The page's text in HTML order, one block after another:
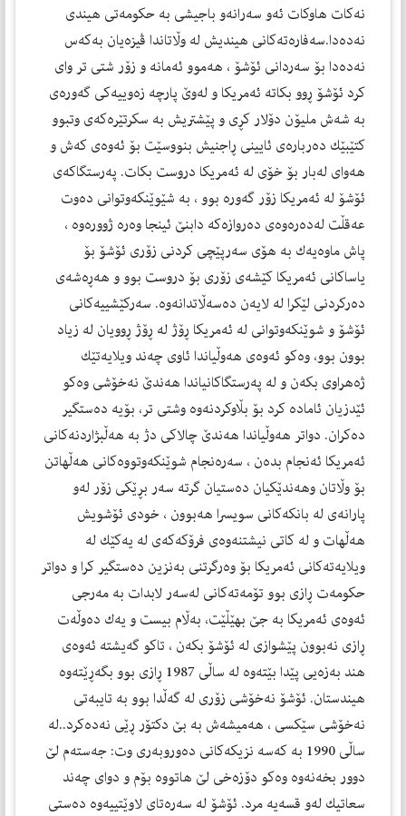
نه‌كات هاوكات ئه‌و سه‌رانه‌و باجیشی به‌ حكومه‌تی هیندی
نه‌ده‌دا.سه‌فاره‌ته‌كانی هیندیش له‌ وڵاتاندا ڤیزه‌یان به‌كه‌س
نه‌ده‌دا بۆ سه‌ردانی ئۆشۆ ، هه‌موو ئه‌مانه‌ و زۆر شتی تر وای
كرد ئۆشۆ ڕوو بكاته‌ ئه‌مریكا و له‌وێ پارچه‌ زه‌وییه‌كی گه‌وره‌ی
به‌ شه‌ش ملیۆن دۆلار كڕی و پێشتریش به‌ سكرتێره‌كه‌ی وتبوو
كتێبێك ده‌رباره‌ی ئایینی ڕاجنیش بنووسێت بۆ ئه‌وه‌ی كه‌ش و
هه‌وای له‌بار بۆ خۆی له‌ ئه‌مریكا دروست بكات. په‌رستگاكه‌ی
ئۆشۆ له‌ ئه‌مریكا زۆر گه‌وره‌ بوو ، به‌ شێوێنكه‌وتوانی ده‌وت
عه‌قڵت له‌ده‌ره‌وه‌ی ده‌روازه‌كه‌ دابنێ ئینجا وه‌ره‌ ژووره‌وه‌ ،
پاش ماوه‌یه‌ك به‌ هۆی سه‌رپێچی كردنی زۆری ئۆشۆ بۆ
یاساكانی ئه‌مریكا كێشه‌ی زۆری بۆ دروست بوو و هه‌ڕه‌شه‌ی
ده‌ركردنی لێكرا له‌ لایه‌ن ده‌سه‌ڵاتدانه‌وه‌. سه‌ركێشییه‌كانی
ئۆشۆ و شوێنكه‌وتوانی له‌ ئه‌مریكا ڕۆژ له‌ ڕۆژ ڕوویان له‌ زیاد
بوون بوو، وه‌كو ئه‌وه‌ی هه‌وڵیاندا ئاوی چەند ویلایه‌تێك
ژه‌هراوی بكه‌ن و له‌ په‌رستگاكانیاندا هه‌ندێ نه‌خۆشی وه‌كو
ئێدزیان ئاماده‌ كرد بۆ بڵاوكردنه‌وه‌ وشتی تر، بۆیه‌ ده‌ستگیر
دەكران. دواتر هه‌وڵیاندا هه‌ندێ چالاكی دژ به‌ هه‌ڵبژاردنه‌كانی
ئه‌مریكا ئه‌نجام بده‌ن ، سه‌ره‌نجام شوێنكه‌وتووه‌كانی هه‌ڵهاتن
بۆ وڵاتان وهه‌ندێكیان ده‌ستیان گرته‌ سه‌ر بڕێكی زۆر له‌و
پارانه‌ی له‌ بانكه‌كانی سویسرا هه‌بوون ، خودی ئۆشویش
هه‌ڵهات و له‌ كاتی نیشتنه‌وه‌ی فرۆكه‌كه‌ی له‌ یه‌كێك له‌
ویلایه‌ته‌كانی ئه‌مریكا بۆ وه‌رگرتنی به‌نزین ده‌ستگیر كرا و دواتر
حكومه‌ت ڕازی بوو تۆمه‌ته‌كانی له‌سه‌ر لابدات به‌ مه‌رجی
ئه‌وه‌ی ئه‌مریكا به‌ جێ بهێڵێت، به‌ڵام بیست و یه‌ك ده‌وڵه‌ت
ڕازی نه‌بوون پێشوازی لە ئۆشۆ بكه‌ن ، تاكو گه‌یشته‌ ئه‌وه‌ی
هند به‌زه‌یی پێدا بێته‌وه‌ له‌ ساڵی 1987 ڕازی بوو بگه‌ڕێته‌وه‌
هیندستان. ئۆشۆ نه‌خۆشی زۆری له‌ گه‌ڵدا بوو به‌ تایبه‌تی
نه‌خۆشی سێكسی ، هه‌میشه‌ش به‌ بێ دكتۆر ڕێی نه‌ده‌كرد..له‌
ساڵی 1990 به‌ كه‌سه‌ نزیكه‌كانی ده‌وروبه‌ری وت: جه‌سته‌م لێ
دوور بخه‌نه‌وه‌ وه‌كو دۆزه‌خی لێ هاتووه‌ بۆم و دوای چه‌ند
سعاتیك له‌و قسه‌یه‌ مرد. ئۆشۆ له‌ سه‌ره‌تای لاوێتییه‌وه‌ ده‌ستی